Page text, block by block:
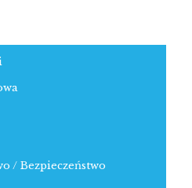
/ Bezpieczeństwo